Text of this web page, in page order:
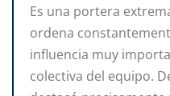
Es una portera
ordena
influencia muy
colectiva del equipo.